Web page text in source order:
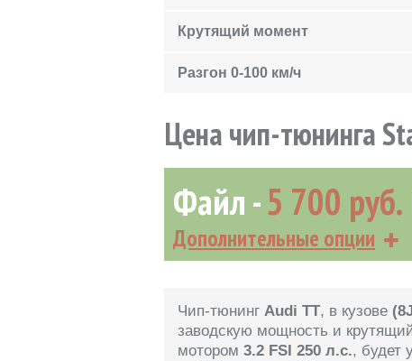
Крутящий момент
Разгон 0-100 км/ч
Цена чип-тюнинга
Файл 5 700 руб.
Дополнительные опции
Чип-тюнинг Audi TT, в кузове
заводскую мощность и
мотором 3.2 FSI 250 л.с., будет